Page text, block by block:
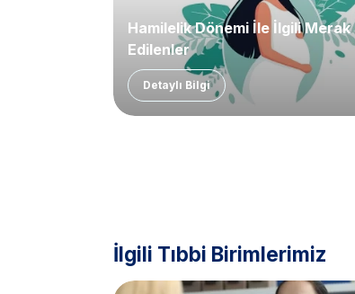
Hamilelik Dönemi İle İlgili Merak
Edilenler
Detaylı Bilgi
İlgili Tıbbi Birimlerimiz